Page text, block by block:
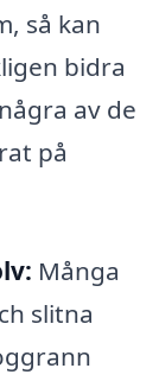
så kan
bidra
av de
på
Många
slitna